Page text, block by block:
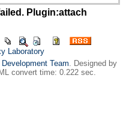
Plugin:attach
Laboratory
Team. Designed by
convert time: 0.222 sec.